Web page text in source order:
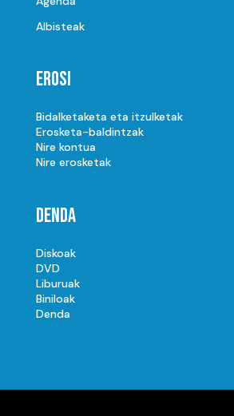
Albisteak
Erosi
Bidalketaketa eta itzulketak
Erosketa-baldintzak
Nire kontua
Nire erosketak
Denda
Diskoak
DVD
Liburuak
Biniloak
Denda